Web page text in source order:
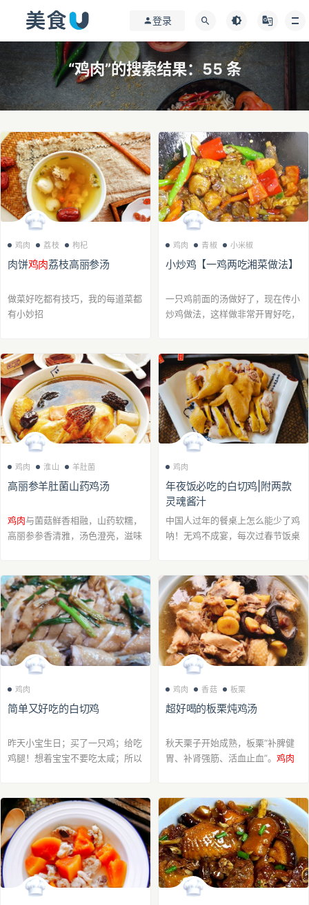
登录
“鸡肉”的搜索结果：55 条
鸡肉 荔枝 枸杞
肉饼鸡肉荔枝高丽参汤
做菜好吃都有技巧，我的每道菜都
有小妙招
鸡肉 青椒 小米椒
小炒鸡【一鸡两吃湘菜做法】
一只鸡前面的汤做好了，现在传小
炒鸡做法，这样做非常开胃好吃，
鸡肉 淮山 羊肚菌
高丽参羊肚菌山药鸡汤
鸡肉与菌菇鲜香相融，山药软糯，
高丽参参香清雅，汤色澄亮，滋味
鸡肉
年夜饭必吃的白切鸡|附两款
灵魂酱汁
中国人过年的餐桌上怎么能少了鸡
呐！无鸡不成宴，每次过春节饭桌
做法也很简单，喜欢的快来试试
吧！
鸡肉
简单又好吃的白切鸡
昨天小宝生日；买了一只鸡；给吃
鸡腿！想着宝宝不要吃太咸；所以
现场做给她看！其实做法很简单；
而且又肉滑嫩...
鸡肉 香菇 板栗
超好喝的板栗炖鸡汤
秋天栗子开始成熟，板栗“补脾健
胃、补肾强筋、活血止血”。 鸡肉
骨等效益都很显著。秋天适合喝板
栗炖鸡汤哦～